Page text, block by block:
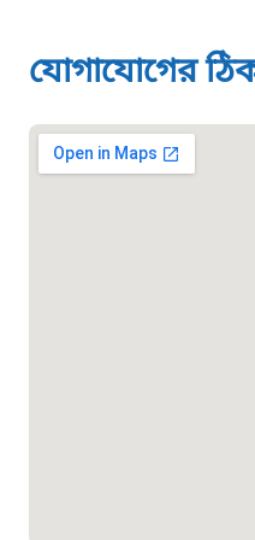
জরুরী অভ্যন্তরীণ নৌ-
১৬৪৪৫
পাসপোর্ট বাতায়ন
যোগাযোগের